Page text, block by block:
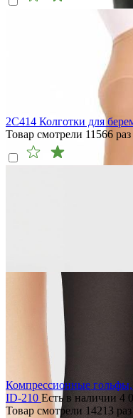
2C414 Колготки для
Товар смотрели 11566 раз
Компрессионные
ID-210 Есть в наличии 4
Товар смотрели 14213 раз